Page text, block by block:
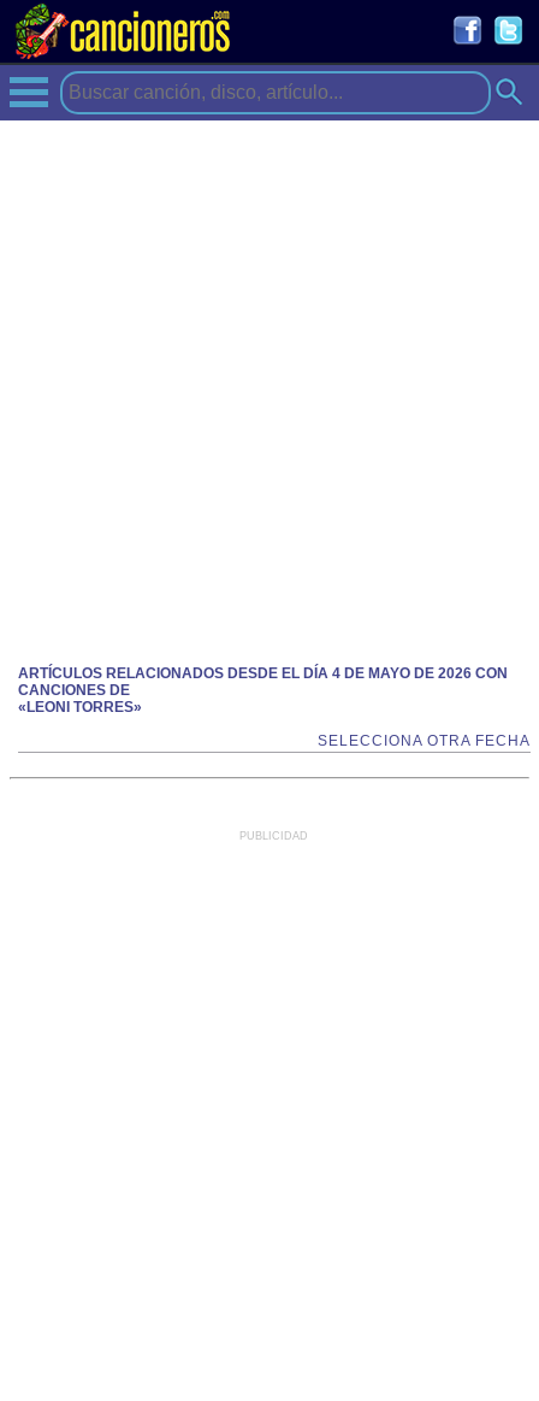
ARTÍCULOS RELACIONADOS DESDE EL DÍA 4 DE MAYO DE 2026 CON
CANCIONES DE
«LEONI TORRES»
SELECCIONA OTRA FECHA
PUBLICIDAD